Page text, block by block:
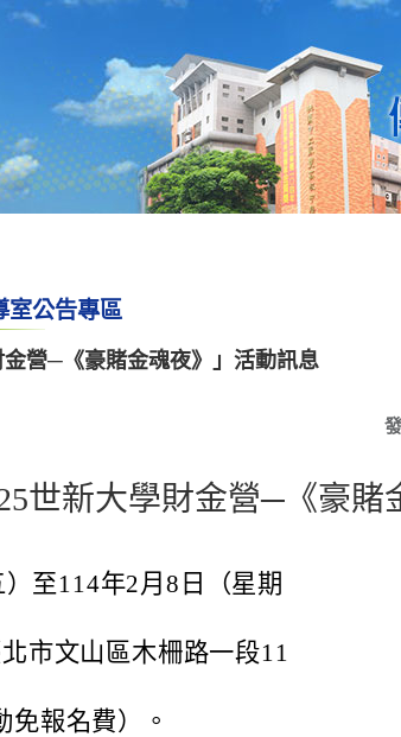
室公告專區
營─《豪賭金魂夜》」活動訊息
世新大學財金營─《豪賭
至114年2月8日（星期
市文山區木柵路一段11
報名費）。